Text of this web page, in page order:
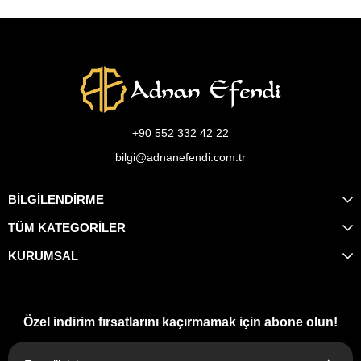
+90 552 332 42 22
bilgi@adnanefendi.com.tr
BİLGİLENDİRME
TÜM KATEGORİLER
KURUMSAL
Özel indirim fırsatlarını kaçırmamak için abone olun!